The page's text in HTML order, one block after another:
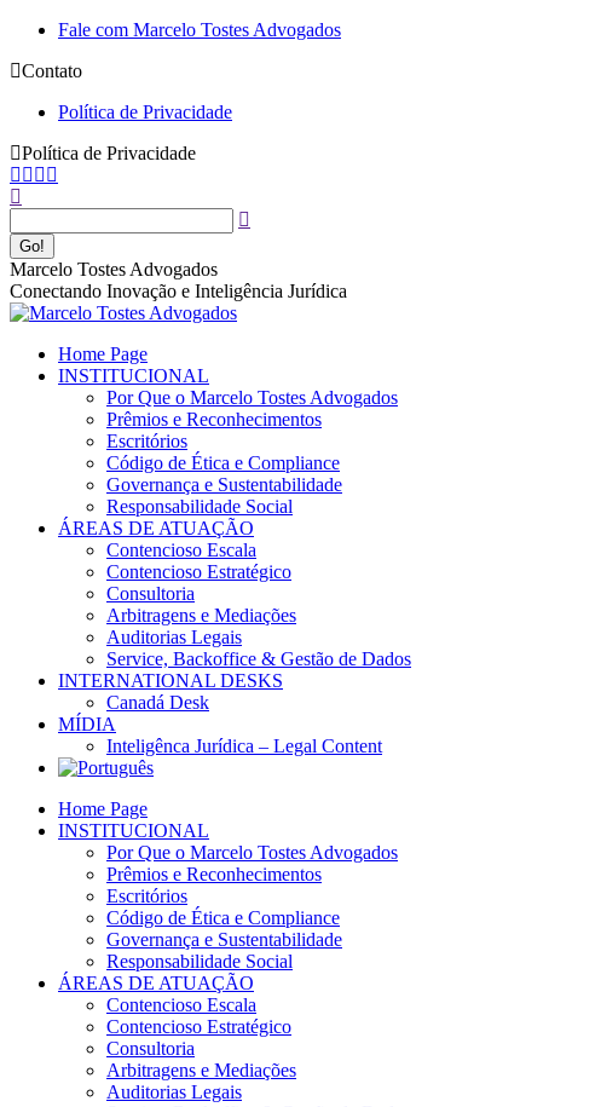
Pular
o
Fale com Marcelo Tostes Advogados
Contato
Política de Privacidade
Política de Privacidade
Facebook
in
new
window
YouTube
in
new
window
Linkedin
in
new
window
in
new
window
Buscar
Marcelo Tostes Advogados
Conectando Inovação e Inteligência Jurídica
Home Page
INSTITUCIONAL
Por Que o Marcelo Tostes Advogados
Prêmios e Reconhecimentos
Escritórios
Código de Ética e Compliance
Governança e Sustentabilidade
Responsabilidade Social
ÁREAS DE ATUAÇÃO
Contencioso Escala
Contencioso Estratégico
Consultoria
Arbitragens e Mediações
Auditorias Legais
Service, Backoffice & Gestão de Dados
INTERNATIONAL DESKS
Canadá Desk
MÍDIA
Inteligênca Jurídica – Legal Content
Home Page
INSTITUCIONAL
Por Que o Marcelo Tostes Advogados
Prêmios e Reconhecimentos
Escritórios
Código de Ética e Compliance
Governança e Sustentabilidade
Responsabilidade Social
ÁREAS DE ATUAÇÃO
Contencioso Escala
Contencioso Estratégico
Consultoria
Arbitragens e Mediações
Auditorias Legais